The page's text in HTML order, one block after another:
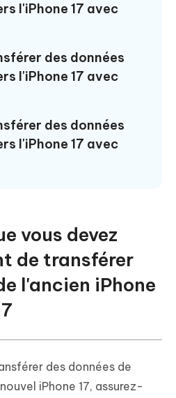
l'iPhone 17 avec
des données
l'iPhone 17 avec
des données
l'iPhone 17 avec
vous devez
de transférer
l'ancien iPhone
des données de
iPhone 17, assurez-